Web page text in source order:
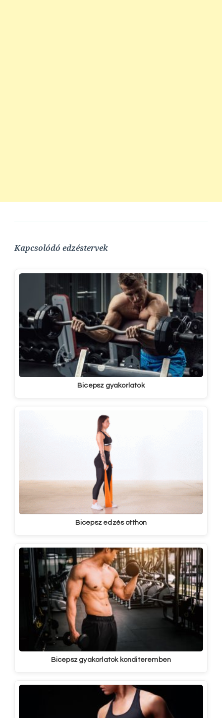
Kapcsolódó edzéstervek
Bicepsz gyakorlatok
Bicepsz edzés otthon
Bicepsz gyakorlatok konditeremben